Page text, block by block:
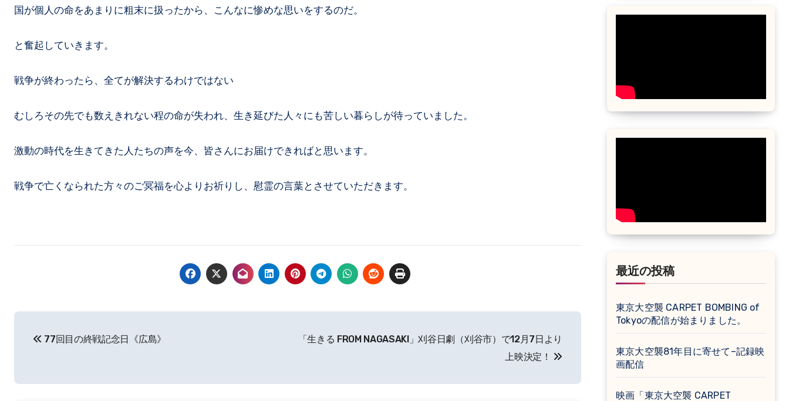
国が個人の命をあまりに粗末に扱ったから、こんなに惨めな思いをするのだ。
と奮起していきます。
戦争が終わったら、全てが解決するわけではない
むしろその先でも数えきれない程の命が失われ、生き延びた人々にも苦しい暮らしが待っていました。
激動の時代を生きてきた人たちの声を今、皆さんにお届けできればと思います。
戦争で亡くなられた方々のご冥福を心よりお祈りし、慰霊の言葉とさせていただきます。
77回目の終戦記念日《広島》
「生きる FROM NAGASAKI」刈谷日劇（刈谷市）で12月7日より
上映決定！
最近の投稿
東京大空襲 CARPET BOMBING of
Tokyoの配信が始まりました。
東京大空襲81年目に寄せて–記録映
画配信
映画「東京大空襲 CARPET